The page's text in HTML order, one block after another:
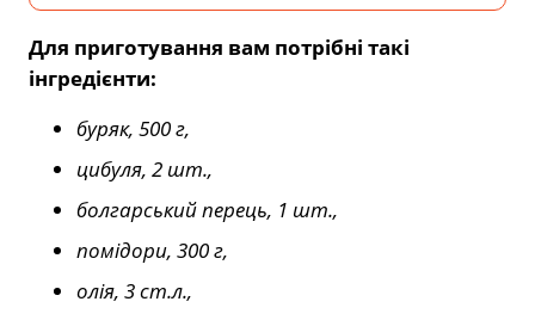
Для приготування вам потрібні такі
інгредієнти:
буряк, 500 г,
цибуля, 2 шт.,
болгарський перець, 1 шт.,
помідори, 300 г,
олія, 3 ст.л.,